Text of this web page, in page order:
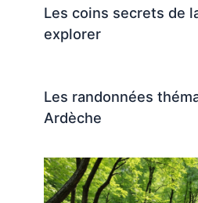
Les coins secrets de
explorer
Les randonnées
Ardèche